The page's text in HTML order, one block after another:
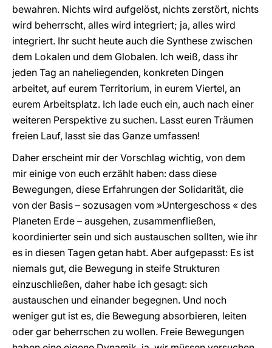
bewahren. Nichts wird aufgelöst, nichts zerstört, nichts
wird beherrscht, alles wird integriert; ja, alles wird
integriert. Ihr sucht heute auch die Synthese zwischen
dem Lokalen und dem Globalen. Ich weiß, dass ihr
jeden Tag an naheliegenden, konkreten Dingen
arbeitet, auf eurem Territorium, in eurem Viertel, an
eurem Arbeitsplatz. Ich lade euch ein, auch nach einer
weiteren Perspektive zu suchen. Lasst euren Träumen
freien Lauf, lasst sie das Ganze umfassen!
Daher erscheint mir der Vorschlag wichtig, von dem
mir einige von euch erzählt haben: dass diese
Bewegungen, diese Erfahrungen der Solidarität, die
von der Basis – sozusagen vom »Untergeschoss « des
Planeten Erde – ausgehen, zusammenfließen,
koordinierter sein und sich austauschen sollten, wie ihr
es in diesen Tagen getan habt. Aber aufgepasst: Es ist
niemals gut, die Bewegung in steife Strukturen
einzuschließen, daher habe ich gesagt: sich
austauschen und einander begegnen. Und noch
weniger gut ist es, die Bewegung absorbieren, leiten
oder gar beherrschen zu wollen. Freie Bewegungen